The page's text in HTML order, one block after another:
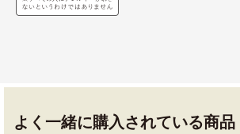
よく一緒に購入されている商品